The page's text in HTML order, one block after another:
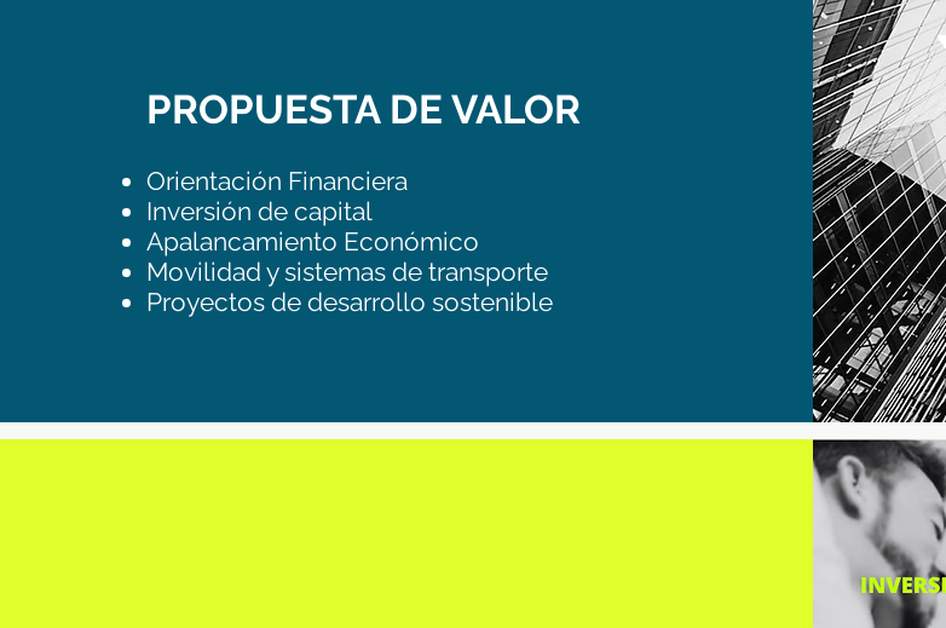
PROPUESTA DE VALOR
Orientación Financiera
Inversión de capital
Apalancamiento Económico
Movilidad y sistemas de transporte
Proyectos de desarrollo sostenible